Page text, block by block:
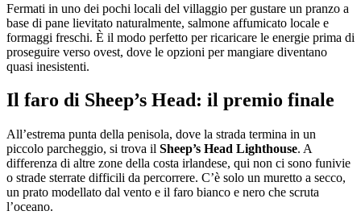
Fermati in uno dei pochi locali del villaggio per gustare un pranzo a
base di pane lievitato naturalmente, salmone affumicato locale e
formaggi freschi. È il modo perfetto per ricaricare le energie prima di
proseguire verso ovest, dove le opzioni per mangiare diventano
quasi inesistenti.
Il faro di Sheep’s Head: il premio finale
All’estrema punta della penisola, dove la strada termina in un
piccolo parcheggio, si trova il Sheep’s Head Lighthouse. A
differenza di altre zone della costa irlandese, qui non ci sono funivie
o strade sterrate difficili da percorrere. C’è solo un muretto a secco,
un prato modellato dal vento e il faro bianco e nero che scruta
l’oceano.